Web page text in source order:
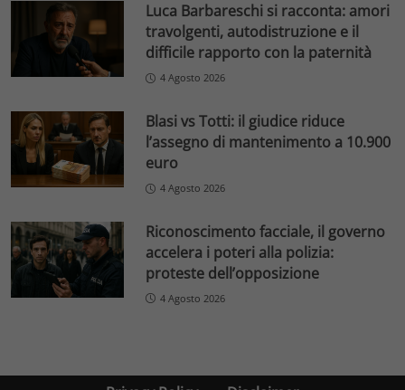
Luca Barbareschi si racconta: amori
travolgenti, autodistruzione e il
difficile rapporto con la paternità
4 Agosto 2026
Blasi vs Totti: il giudice riduce
l’assegno di mantenimento a 10.900
euro
4 Agosto 2026
Riconoscimento facciale, il governo
accelera i poteri alla polizia:
proteste dell’opposizione
4 Agosto 2026